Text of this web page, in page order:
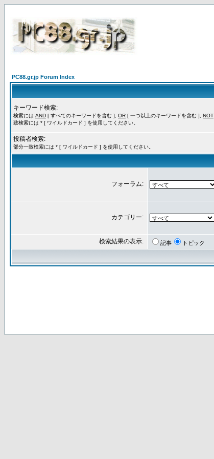
PC88.gr.jp Forum Index
キーワード検索:
検索には AND [ すべてのキーワードを含む ], OR [ 一つ以上のキーワードを含む ], NOT
致検索には * [ ワイルドカード ] を使用してください。
投稿者検索:
部分一致検索には * [ ワイルドカード ] を使用してください。
フォーラム:
カテゴリー:
検索結果の表示: 記事 トピック